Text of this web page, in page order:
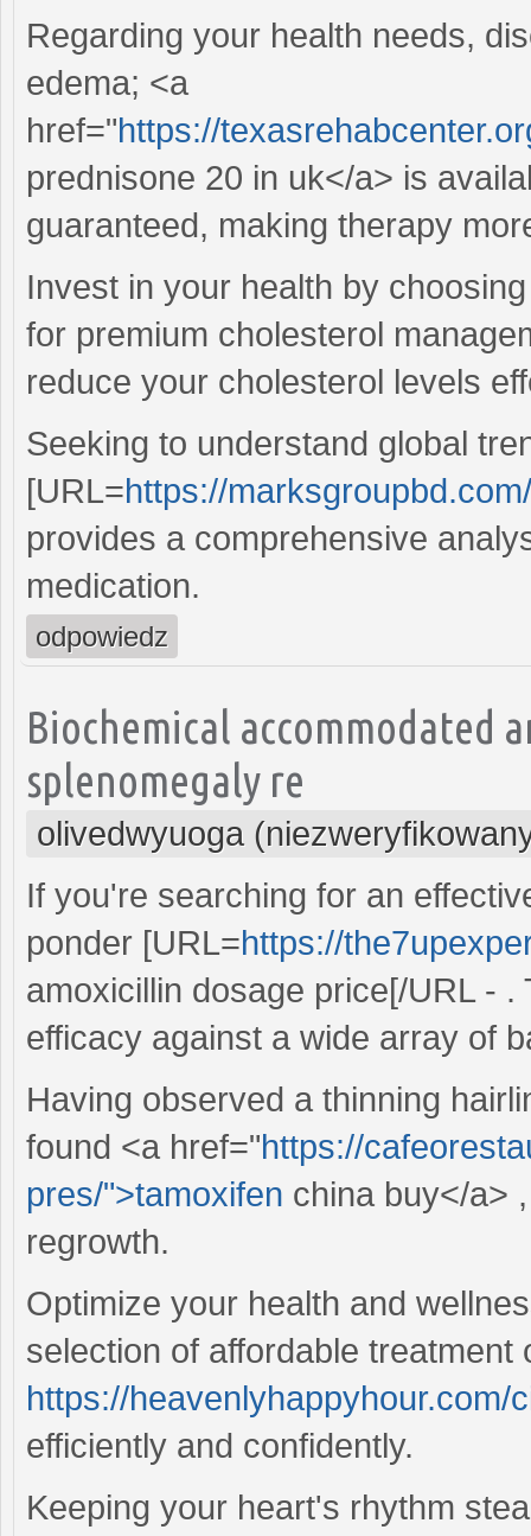
Regarding your health needs,
edema; <a
href="https://
prednisone 20 in uk</a> is
guaranteed, making therapy
Invest in your health by
for premium cholesterol
reduce your cholesterol levels
Seeking to understand global
[URL=https://
provides a comprehensive
medication.
odpowiedz
Biochemical accommodated
splenomegaly re
olivedwyuoga
If you're searching for an
ponder [URL=https://
amoxicillin dosage price[/URL -
efficacy against a wide array of
Having observed a thinning
found <a href="https://
pres/">tamoxifen china buy</a>
regrowth.
Optimize your health and
selection of affordable treatment
https://heavenlyhappyhour.com/
efficiently and confidently.
Keeping your heart's rhythm